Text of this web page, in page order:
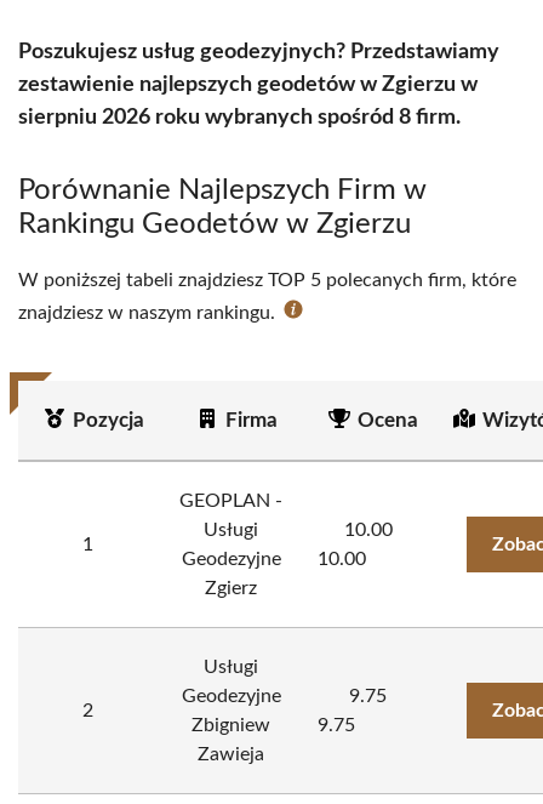
Poszukujesz usług geodezyjnych? Przedstawiamy
zestawienie najlepszych geodetów w Zgierzu w
sierpniu 2026 roku wybranych spośród 8 firm.
Porównanie Najlepszych Firm w
Rankingu Geodetów w Zgierzu
W poniższej tabeli znajdziesz TOP 5 polecanych firm, które
znajdziesz w naszym rankingu.
Pozycja Firma Ocena
1
GEOPLAN -
Usługi
Geodezyjne
Zgierz
10.00
10.00
2
Usługi
Geodezyjne
Zbigniew
Zawieja
9.75
9.75